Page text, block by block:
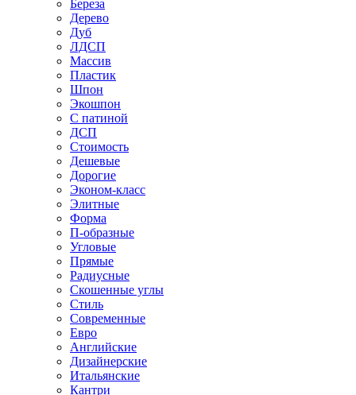
Береза
Дерево
Дуб
ЛДСП
Массив
Пластик
Шпон
Экошпон
С патиной
ДСП
Стоимость
Дешевые
Дорогие
Эконом-класс
Элитные
Форма
П-образные
Угловые
Прямые
Радиусные
Скошенные углы
Стиль
Современные
Евро
Английские
Дизайнерские
Итальянские
Кантри